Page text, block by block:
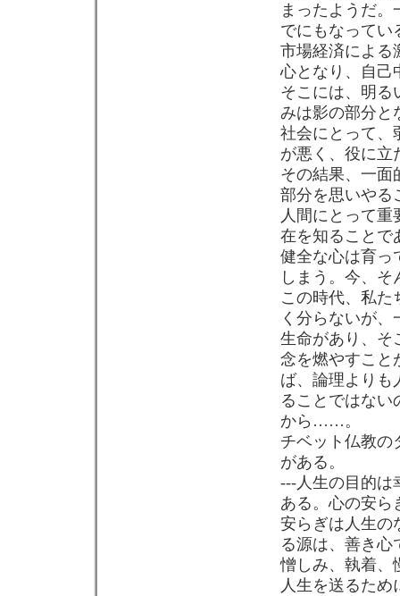
まったようだ
でにもなってい
市場経済による
心となり、自己
そこには、明る
みは影の部分と
社会にとって、
が悪く、役に立
その結果、一面
部分を思いやる
人間にとって
在を知ることで
健全な心は育っ
しまう。今、そ
この時代、私た
く分らないが
生命があり、そ
念を燃やすこと
ば、論理よりも
ることではない
から……。
チベット仏教の
がある。
---人生の目的は
ある。心の安ら
安らぎは人生の
る源は、善き心
憎しみ、執着、
人生を送るた